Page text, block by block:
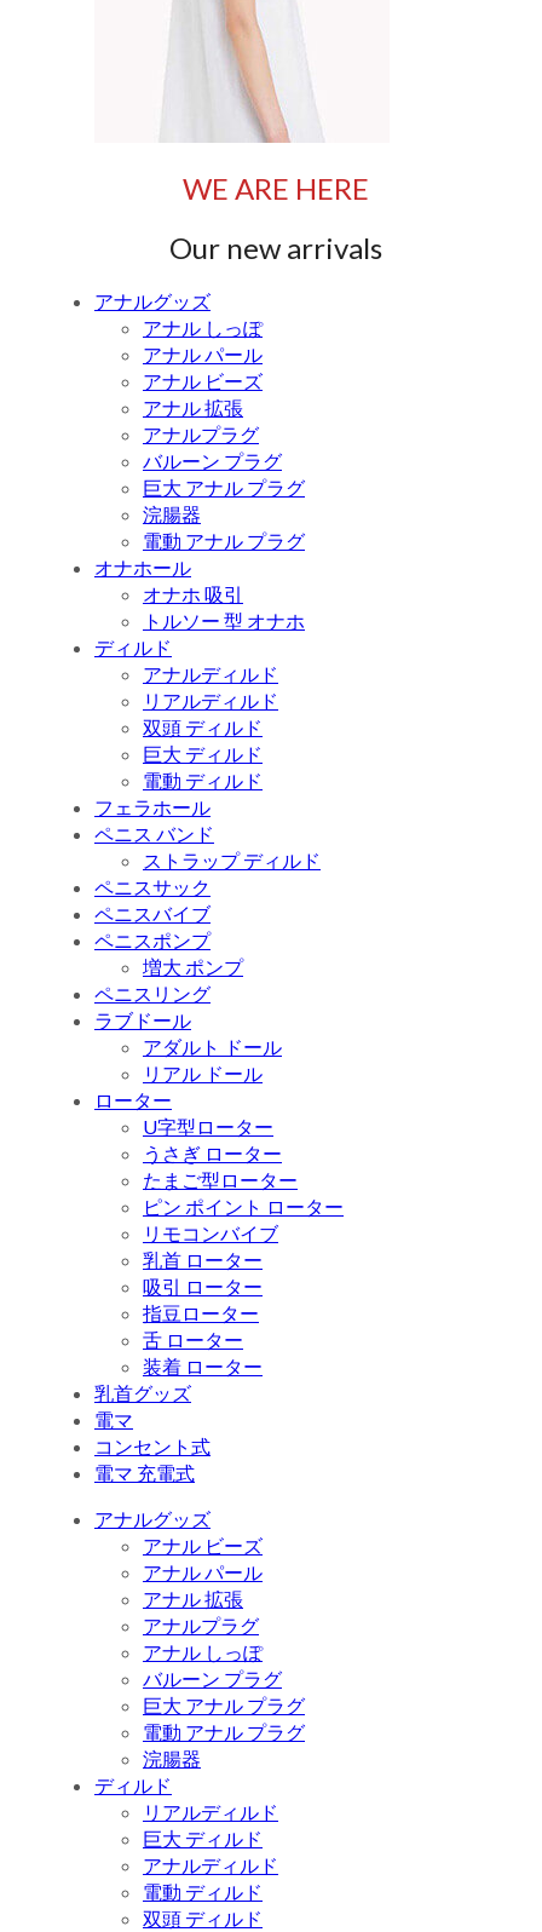
WE ARE HERE
Our new arrivals
アナルグッズ
アナル しっぽ
アナル パール
アナル ビーズ
アナル 拡張
アナルプラグ
バルーン プラグ
巨大 アナル プラグ
浣腸器
電動 アナル プラグ
オナホール
オナホ 吸引
トルソー 型 オナホ
ディルド
アナルディルド
リアルディルド
双頭 ディルド
巨大 ディルド
電動 ディルド
フェラホール
ペニス バンド
ストラップ ディルド
ペニスサック
ペニスバイブ
ペニスポンプ
増大 ポンプ
ペニスリング
ラブドール
アダルト ドール
リアル ドール
ローター
U字型ローター
うさぎ ローター
たまご型ローター
ピン ポイント ローター
リモコンバイブ
乳首 ローター
吸引 ローター
指豆ローター
舌 ローター
装着 ローター
乳首グッズ
電マ
コンセント式
電マ 充電式
アナルグッズ
アナル ビーズ
アナル パール
アナル 拡張
アナルプラグ
アナル しっぽ
バルーン プラグ
巨大 アナル プラグ
電動 アナル プラグ
浣腸器
ディルド
リアルディルド
巨大 ディルド
アナルディルド
電動 ディルド
双頭 ディルド